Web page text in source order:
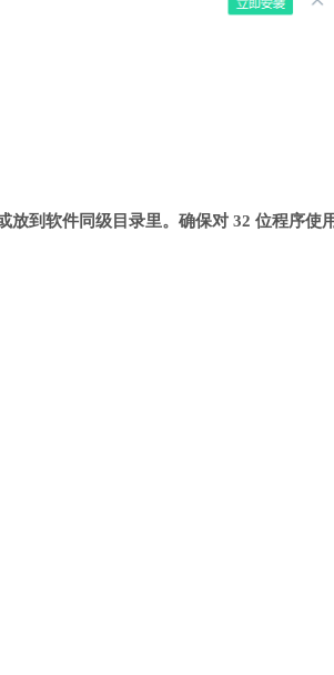
放到软件同级目录里。确保对 32 位程序使